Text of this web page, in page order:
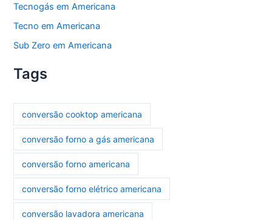
Tecnogás em Americana
Tecno em Americana
Sub Zero em Americana
Tags
conversão cooktop americana
conversão forno a gás americana
conversão forno americana
conversão forno elétrico americana
conversão lavadora americana